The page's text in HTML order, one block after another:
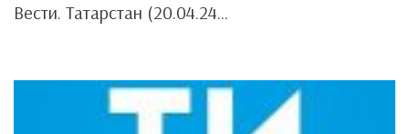
Вести. Татарстан (20.04.24...